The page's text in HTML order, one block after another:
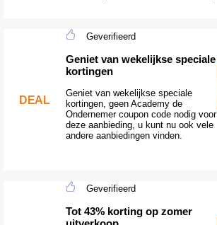
DEAL
Geverifieerd
Geniet van wekelijkse speciale
kortingen
Geniet van wekelijkse speciale
kortingen, geen Academy de
Ondernemer coupon code nodig voor
deze aanbieding, u kunt nu ook vele
andere aanbiedingen vinden.
Geverifieerd
Tot 43% korting op zomer